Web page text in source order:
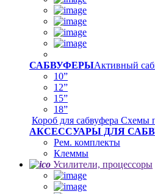
САБВУФЕРЫАктивный
10”
12”
15”
18”
Короб для сабвуфера Схемы
АКСЕССУАРЫ ДЛЯ
Рем. комплекты
Клеммы
Усилители, процессоры